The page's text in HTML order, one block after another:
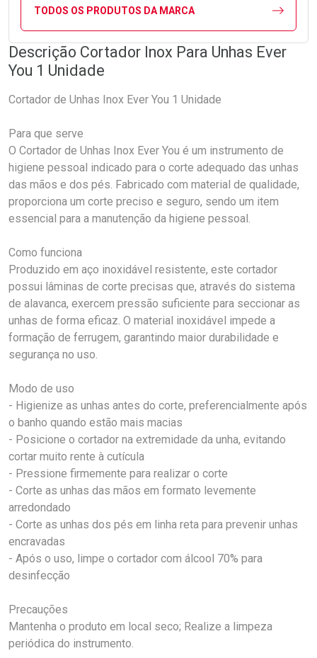
TODOS OS PRODUTOS DA MARCA
Descrição Cortador Inox Para Unhas Ever
You 1 Unidade
Cortador de Unhas Inox Ever You 1 Unidade
Para que serve
O Cortador de Unhas Inox Ever You é um instrumento de
higiene pessoal indicado para o corte adequado das unhas
das mãos e dos pés. Fabricado com material de qualidade,
proporciona um corte preciso e seguro, sendo um item
essencial para a manutenção da higiene pessoal.
Como funciona
Produzido em aço inoxidável resistente, este cortador
possui lâminas de corte precisas que, através do sistema
de alavanca, exercem pressão suficiente para seccionar as
unhas de forma eficaz. O material inoxidável impede a
formação de ferrugem, garantindo maior durabilidade e
segurança no uso.
Modo de uso
- Higienize as unhas antes do corte, preferencialmente após
o banho quando estão mais macias
- Posicione o cortador na extremidade da unha, evitando
cortar muito rente à cutícula
- Pressione firmemente para realizar o corte
- Corte as unhas das mãos em formato levemente
arredondado
- Corte as unhas dos pés em linha reta para prevenir unhas
encravadas
- Após o uso, limpe o cortador com álcool 70% para
desinfecção
Precauções
Mantenha o produto em local seco; Realize a limpeza
periódica do instrumento.